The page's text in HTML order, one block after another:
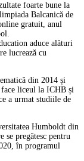
foarte bune la
Balcanică de
gratuit, anul
aduce alături
lucrează cu
din 2014 și
face liceul la ICHB și
a urmat studiile de
Humboldt din
se pregătesc pentru
în programul